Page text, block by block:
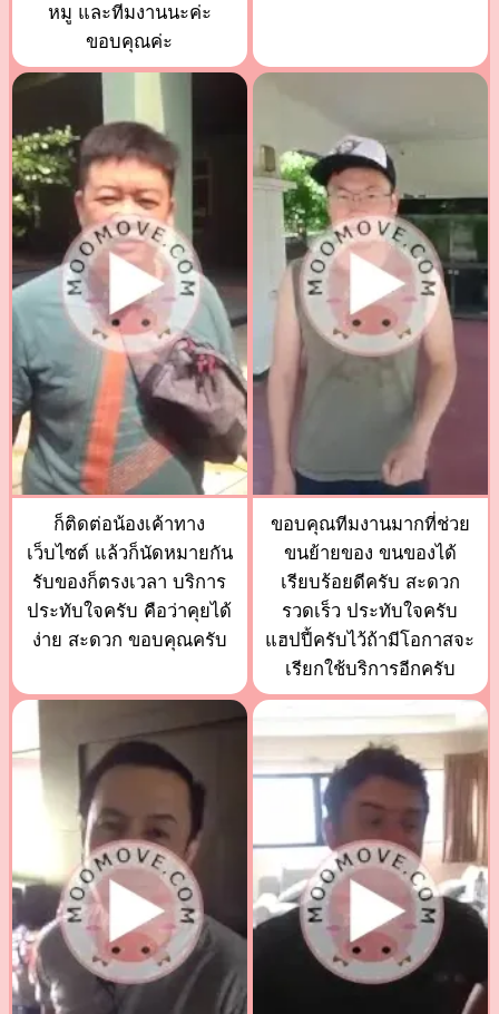
หมู และทีมงานนะค่ะ
ขอบคุณค่ะ
ก็ติดต่อน้องเค้าทาง
เว็บไซต์ แล้วก็นัดหมายกัน
รับของก็ตรงเวลา บริการ
ประทับใจครับ คือว่าคุยได้
ง่าย สะดวก ขอบคุณครับ
ขอบคุณทีมงานมากที่ช่วย
ขนย้ายของ ขนของได้
เรียบร้อยดีครับ สะดวก
รวดเร็ว ประทับใจครับ
แฮปปี้ครับไว้ถ้ามีโอกาสจะ
เรียกใช้บริการอีกครับ